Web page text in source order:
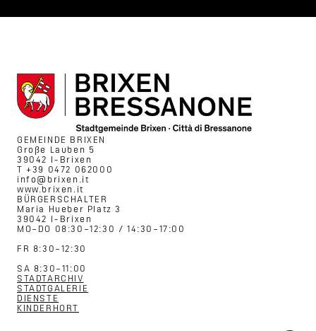
GEMEINDE BRIXEN
Große Lauben 5
39042 I-Brixen
T +39 0472 062000
info@brixen.it
www.brixen.it
BÜRGERSCHALTER
Maria Hueber Platz 3
39042 I-Brixen
MO–DO 08:30–12:30 / 14:30–17:00
FR 8:30–12:30
SA 8:30–11:00
STADTARCHIV
STADTGALERIE
DIENSTE
KINDERHORT